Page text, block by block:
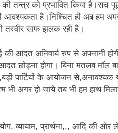
तन्त्र को प्रभावित किया है।सच
है।निश्चित ही अब हम
तस्वीर साफ झलक रही है।
आदत अनिवार्य रुप से अपनानी
छोड़ना होगा। बिना मतलब मॉल
पार्टियों के आयोजन से,अनावश्यक
भी अगर हो जाये तब भी हम हाथ
व्यायाम, प्रार्थना,,, आदि की